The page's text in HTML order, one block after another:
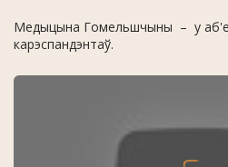
Медыцына Гомельшчыны – у
карэспандэнтаў.